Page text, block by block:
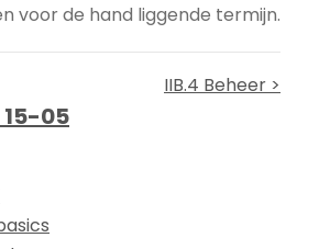
voor de hand liggende termijn.
IIB.4 Beheer >
15-05